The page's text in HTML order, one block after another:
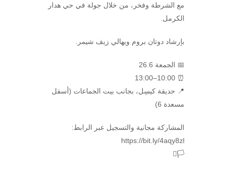
مع الشرطة وفخر، من خلال جولة في حي هدار
الكرمل.
بإرشاد دوتان بروم ويهالي زيف شيمر.
📅 الجمعة 26.6
⏰ 10:00–13:00
📍 حديقة كيسِل، بجانب بيت الجماعات (أسفل
مسعدة 6)
المشاركة مجانية والتسجيل عبر الرابط:
https://bit.ly/4aqy8zl
🏳️‍⚧️